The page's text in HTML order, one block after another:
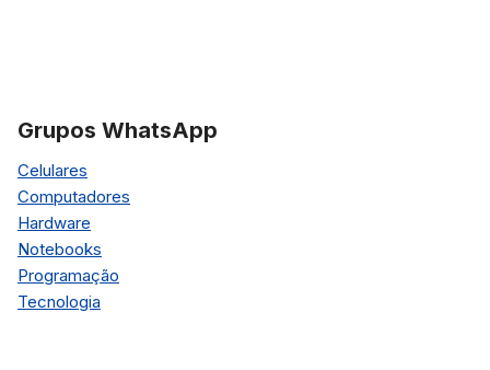
Grupos WhatsApp
Celulares
Computadores
Hardware
Notebooks
Programação
Tecnologia